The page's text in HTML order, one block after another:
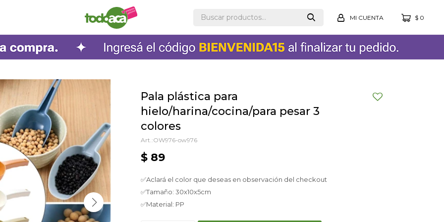
$ 0
Pala plástica para
hielo/harina/cocina/para pesar 3
colores
OW976-ow976
$ 89
✅Aclará el color que deseas en observación del checkout
✅Tamaño: 30x10x5cm
✅Material: PP